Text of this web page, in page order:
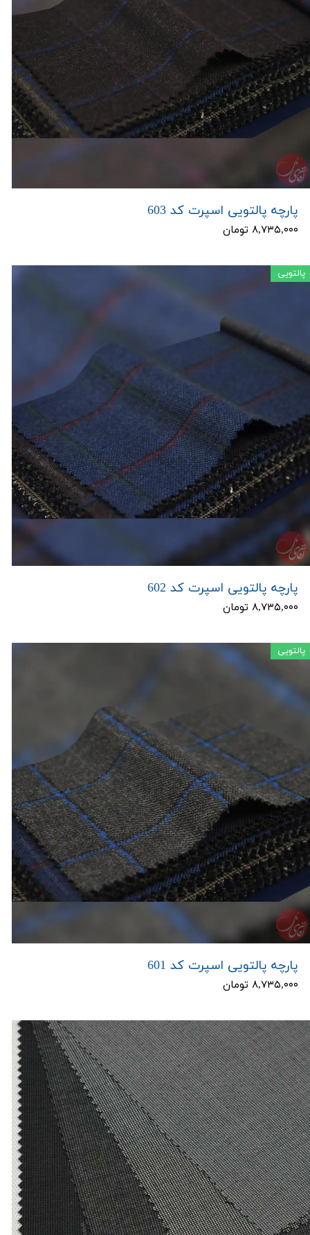
پارچه پالتویی اسپرت کد 603
۸,۷۳۵,۰۰۰ تومان
پارچه پالتویی اسپرت کد 602
۸,۷۳۵,۰۰۰ تومان
پالتویی
پارچه پالتویی اسپرت کد 601
۸,۷۳۵,۰۰۰ تومان
پالتویی